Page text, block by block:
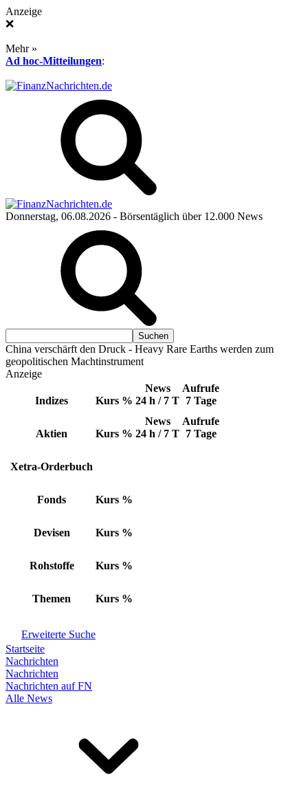
Anzeige
❌
Mehr »
Ad hoc-Mitteilungen:
Donnerstag, 06.08.2026 - Börsentäglich über 12.000 News
China verschärft den Druck - Heavy Rare Earths werden zum
geopolitischen Machtinstrument
Anzeige
Indizes Kurs %
News
24 h / 7 T
Aufrufe
7 Tage
Aktien Kurs %
News
24 h / 7 T
Aufrufe
7 Tage
Xetra-Orderbuch
Fonds Kurs %
Devisen Kurs %
Rohstoffe Kurs %
Themen Kurs %
Erweiterte Suche
Startseite
Nachrichten
Nachrichten
Nachrichten auf FN
Alle News